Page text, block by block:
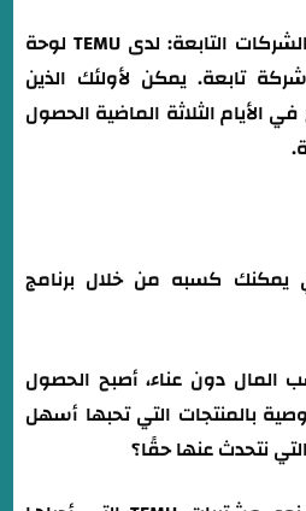
كونها واحدة من أفضل الشركات التابعة: لدى TEMU لوحة
تجمع أفضل 50 شركة تابعة. يمكن لأولئك الذين
الأيام الثلاثة الماضية الحصول
يمكنك كسبه من خلال برنامج
دون عناء، أصبح الحصول
بالمنتجات التي تحبها أسهل
نتحدث عنها حقًا؟